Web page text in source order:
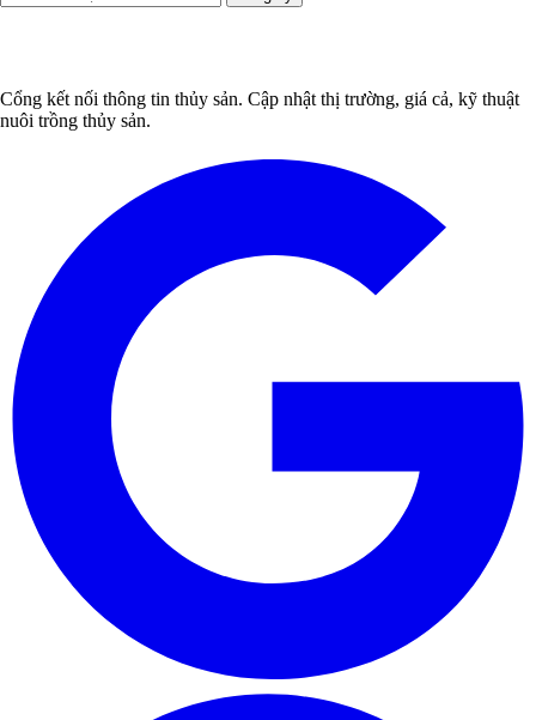
Cổng kết nối thông tin thủy sản. Cập nhật thị trường, giá cả, kỹ thuật
nuôi trồng thủy sản.